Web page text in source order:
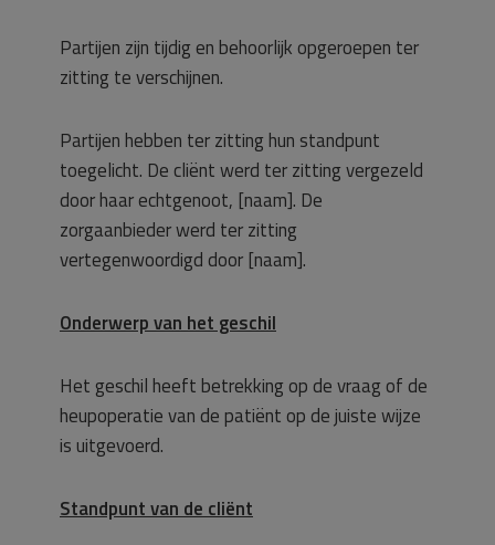
Partijen zijn tijdig en behoorlijk opgeroepen ter
zitting te verschijnen.
Partijen hebben ter zitting hun standpunt
toegelicht. De cliënt werd ter zitting vergezeld
door haar echtgenoot, [naam]. De
zorgaanbieder werd ter zitting
vertegenwoordigd door [naam].
Onderwerp van het geschil
Het geschil heeft betrekking op de vraag of de
heupoperatie van de patiënt op de juiste wijze
is uitgevoerd.
Standpunt van de cliënt